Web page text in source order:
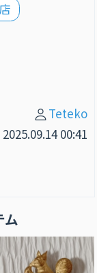
Teteko
2025.09.14 00:41
ム